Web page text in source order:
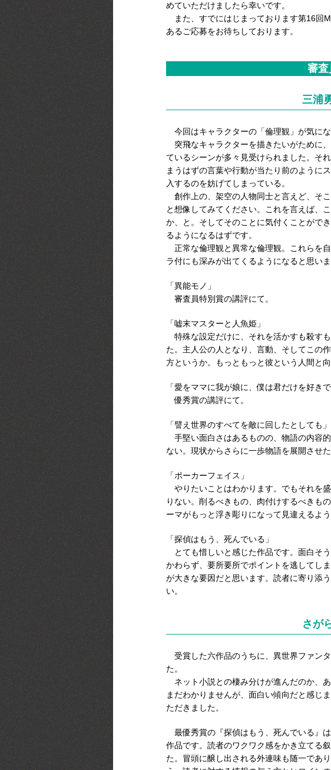
めていただけましたら幸いです。
また、すでにはじまっております第16回
あるご応募をお待ちしております。
審査
三浦
今回はキャラクターの「倫理観」が気にな
突飛なキャラクターを描きたいがために
ているシーンが多々見受けられました。そ
まうはずの言葉や行動が当たり前のように
入するのを妨げてしまっている。
創作上の、架空の人物同士と言えど、そ
と想像してみてください。これを言えば、
か、と。そしてそのことに気付くことがで
るようになるはずです。
正常な倫理観と異常な倫理観。これらを
ラ付にも深みが出てくるようになると思いま
「異能モノ」
審査員特別賞の講評にて。
「嘘末マスターと人魚姫」
特殊な設定だけに、それを活かすも殺す
た。主人公の人となり、言動、そしてこの
方というか。もっともっと彼という人間と
「愛をママに我が娘に、僕は君だけを好きで
優秀賞の講評にて。
「譬え世界のすべてを敵に回したとしても」
手堅い面白さはあるものの、物語の内容
ない。現状からさらに一歩物語を展開させ
「ポーカーフェイス」
やりたいことはわかります。でもそれを
りない。削るべきもの、肉付けするべきも
ーマがもっと浮き彫りになって見違えるよ
「探偵はもう、死んでいる」
とても惜しいと感じた作品です。面白そ
かわらず、要所要所でポイントを逃してし
が大きな要因だと思います。読者に寄り添
い。
さが
受賞した六作品のうちに、異世界ファン
た。
ネット小説との棲み分けが進んだのか、
まだわかりませんが、面白い傾向だと感じ
ただきました。
最優秀賞の『探偵はもう、死んでいる』
作品です。読者のワクワク感をかき立てる
た。冒頭に醸し出される外連味も随一であ